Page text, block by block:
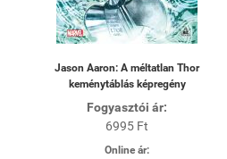
Jason Aaron: A méltatlan Thor
keménytáblás képregény
Fogyasztói ár:
6995 Ft
Online ár: